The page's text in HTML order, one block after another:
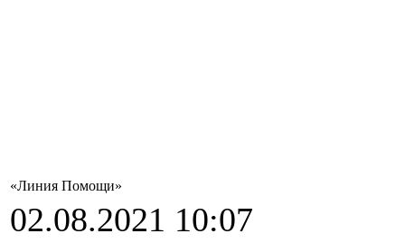
«Линия Помощи»
02.08.2021 10:07